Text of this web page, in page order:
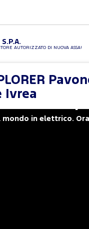
AUTORIZZATO DI NUOVA ASSAUTO
Ivrea
mondo in elettrico.